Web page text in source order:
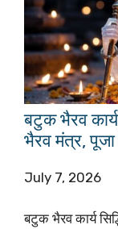
बटुक भैरव
भैरव मंत्र,
July 7, 2026
बटुक भैरव कार्य